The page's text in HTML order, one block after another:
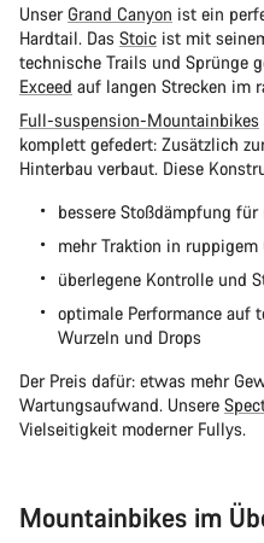
Unser Grand Canyon ist ein
Hardtail. Das Stoic ist mit
technische Trails und Sprünge
Exceed auf langen Strecken im
Full-suspension-Mountainbikes
komplett gefedert: Zusätzlich
Hinterbau verbaut. Diese
bessere Stoßdämpfung
mehr Traktion in ruppigem
überlegene Kontrolle und
optimale Performance auf
Wurzeln und Drops
Der Preis dafür: etwas mehr
Wartungsaufwand. Unsere
Vielseitigkeit moderner Fullys.
Mountainbikes im